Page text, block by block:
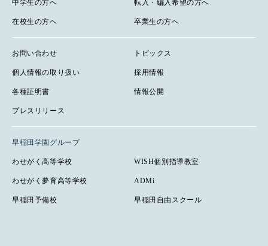
中学生の方へ 転入・編入希望の方へ
在校生の方へ 卒業生の方へ
お問い合わせ トピックス
個人情報の取り扱い 採用情報
各種証明書 情報公開
プレスリリース
早稲田学園グループ
わせがく高等学校 WISH個別指導教室
わせがく夢育高等学校 ADMi
早稲田予備校 早稲田自由スクール